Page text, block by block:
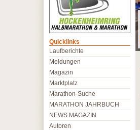
Quicklinks
Laufberichte
Meldungen
Magazin
Marktplatz
Marathon-Suche
MARATHON JAHRBUCH
NEWS MAGAZIN
Autoren